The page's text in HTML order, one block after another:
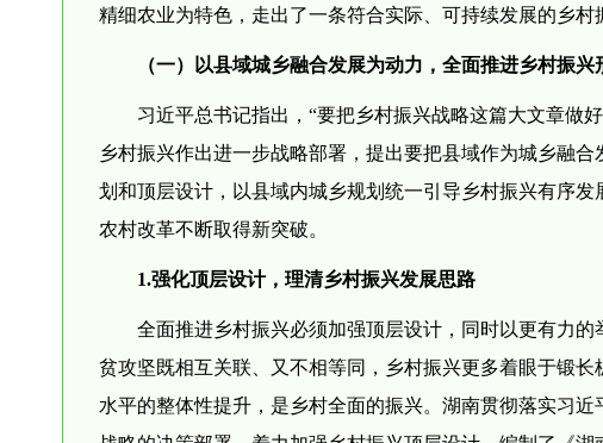
精细农业为特色，走出了一条符合实际、可持续发展的乡村
（一）以县域城乡融合发展为动力，全面推进乡村振兴
习近平总书记指出，“要把乡村振兴战略这篇大文章做
乡村振兴作出进一步战略部署，提出要把县域作为城乡融
划和顶层设计，以县域内城乡规划统一引导乡村振兴有序
农村改革不断取得新突破。
1.强化顶层设计，理清乡村振兴发展思路
全面推进乡村振兴必须加强顶层设计，同时以更有力
贫攻坚既相互关联、又不相等同，乡村振兴更多着眼于锻
水平的整体性提升，是乡村全面的振兴。湖南贯彻落实习